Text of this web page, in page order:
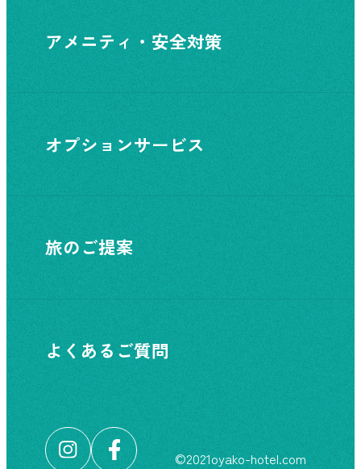
アメニティ・安全対策
オプションサービス
旅のご提案
よくあるご質問
©︎2021oyako-hotel.com